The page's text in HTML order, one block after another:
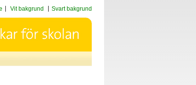
Vit bakgrund Svart bakgrund